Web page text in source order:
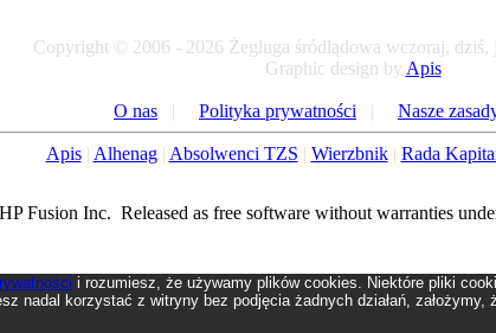
i rozumiesz, że używamy plików cookies. Niektóre pliki
nadal korzystać z witryny bez podjęcia żadnych działań,
Copyright © 2006 - 2026 Żegluga śródlądowa wczoraj, dziś,
Graphic design by Apis
O nas | Polityka prywatności | Nasze
Apis| Alhenag| Absolwenci TZS | Wierzbnik| Rada
Fusion Inc. Released as free software without warranties